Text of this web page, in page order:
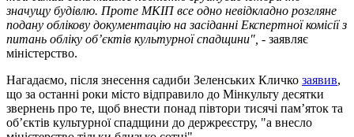
значущу будівлю. Проте МКІП все одно невідкладно розгляне
подану облікову документацію на засіданні Експертної комісії з
питань обліку об’єктів культурної спадщини", - заявляє
міністерство.
Нагадаємо, після знесення садиби Зеленських Кличко заявив,
що за останні роки місто відправило до Мінкульту десятки
звернень про те, щоб внести понад півтори тисячі пам’яток та
об’єктів культурної спадщини до держреєстру, "а внесло